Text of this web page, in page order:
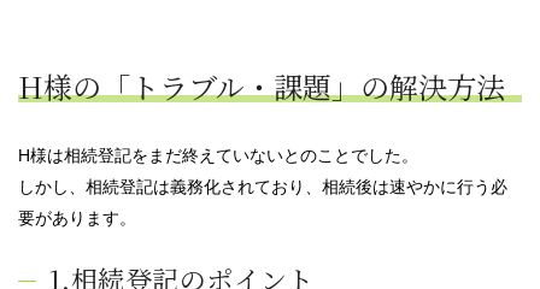
H様の「トラブル・課題」の解決方法
H様は相続登記をまだ終えていないとのことでした。
しかし、相続登記は義務化されており、相続後は速やかに行う必
要があります。
1.相続登記のポイント